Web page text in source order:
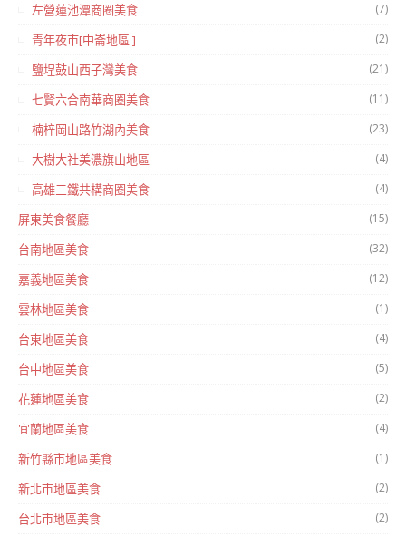
左營蓮池潭商圈美食 (7)
青年夜市[中崙地區 ] (2)
鹽埕鼓山西子灣美食 (21)
七賢六合南華商圈美食 (11)
楠梓岡山路竹湖內美食 (23)
大樹大社美濃旗山地區 (4)
高雄三鐵共構商圈美食 (4)
屏東美食餐廳 (15)
台南地區美食 (32)
嘉義地區美食 (12)
雲林地區美食 (1)
台東地區美食 (4)
台中地區美食 (5)
花蓮地區美食 (2)
宜蘭地區美食 (4)
新竹縣市地區美食 (1)
新北市地區美食 (2)
台北市地區美食 (2)